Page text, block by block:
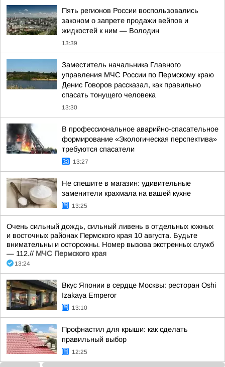
Пять регионов России воспользовались
законом о запрете продажи вейпов и
жидкостей к ним — Володин
13:39
Заместитель начальника Главного
управления МЧС России по Пермскому краю
Денис Говоров рассказал, как правильно
спасать тонущего человека
13:30
В профессиональное аварийно-спасательное
формирование «Экологическая перспектива»
требуются спасатели
13:27
Не спешите в магазин: удивительные
заменители крахмала на вашей кухне
13:25
Очень сильный дождь, сильный ливень в отдельных южных
и восточных районах Пермского края 10 августа. Будьте
внимательны и осторожны. Номер вызова экстренных служб
— 112.// МЧС Пермского края
13:24
Вкус Японии в сердце Москвы: ресторан Oshi
Izakaya Emperor
13:10
Профнастил для крыши: как сделать
правильный выбор
12:25